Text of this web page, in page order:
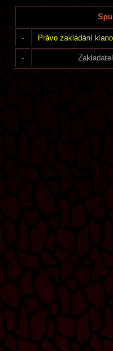
- Právo zakládání
- Zakladatel